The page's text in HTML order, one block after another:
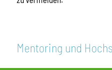
Mentoring und